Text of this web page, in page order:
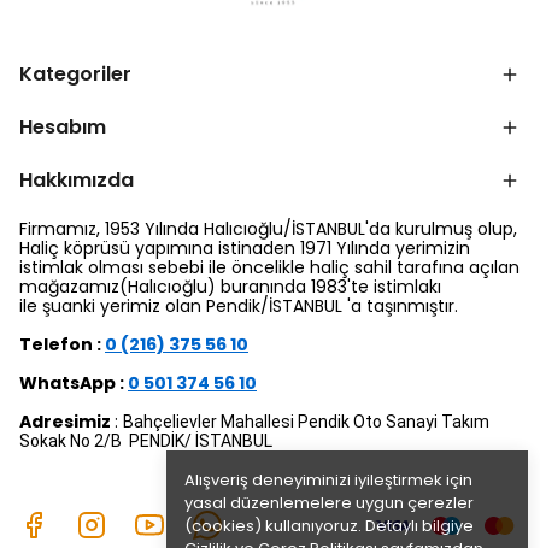
Alışveriş deneyiminizi iyileştirmek için
yasal düzenlemelere uygun çerezler
(cookies) kullanıyoruz. Detaylı bilgiye
Kategoriler
Hesabım
Hakkımızda
Firmamız, 1953 Yılında Halıcıoğlu/İSTANBUL'da kurulmuş olup,
Haliç köprüsü yapımına istinaden 1971 Yılında yerimizin
istimlak olması sebebi ile öncelikle haliç sahil tarafına açılan
mağazamız(Halıcıoğlu) buranında 1983'te istimlakı
ile şuanki yerimiz olan Pendik/İSTANBUL 'a taşınmıştır.
Telefon : 0 (216) 375 56 10
WhatsApp : 0 501 374 56 10
Adresimiz : Bahçelievler Mahallesi Pendik Oto Sanayi Takım
Sokak No 2/B PENDİK/ İSTANBUL